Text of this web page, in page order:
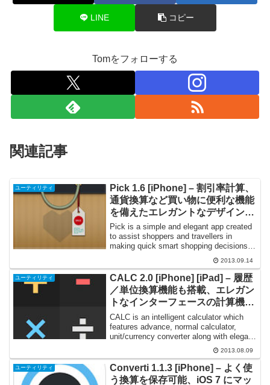
LINE コピー
Tomをフォローする
関連記事
ユーティリティ
Pick 1.6 [iPhone] – 割引率計算、
通貨換算など買い物に便利な機能
を備えたエレガントなデザインの
iPhone アプリケーション
Pick is a simple and elegant app created
to assist shoppers and travellers in
making quick smart shopping decisions.
2013.09.14
ユーティリティ
CALC 2.0 [iPhone] [iPad] – 履歴
／単位換算機能も搭載、エレガン
トなインターフェースの計算機ア
プリケーション
CALC is an intelligent calculator which
features advance, normal calculator,
unit/currency converter along with elegant
2013.08.09
ユーティリティ
Converti 1.1.3 [iPhone] – よく使
う換算を保存可能、iOS 7 にマッ